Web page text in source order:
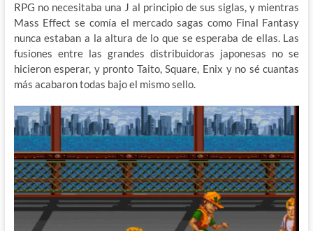
RPG no necesitaba una J al principio de sus siglas, y mientras
Mass Effect se comía el mercado sagas como Final Fantasy
nunca estaban a la altura de lo que se esperaba de ellas. Las
fusiones entre las grandes distribuidoras japonesas no se
hicieron esperar, y pronto Taito, Square, Enix y no sé cuantas
más acabaron todas bajo el mismo sello.